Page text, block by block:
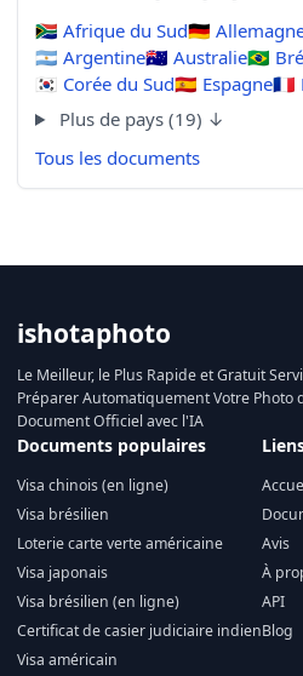
🇿🇦 Afrique du Sud🇩🇪
🇦🇷 Argentine🇦🇺 Australie🇧🇷
🇰🇷 Corée du Sud🇪🇸 Espagne🇫🇷
Plus de pays (19) ↓
Tous les documents
ishotaphoto
Le Meilleur, le Plus Rapide et Gratuit
Préparer Automatiquement Votre Photo
Document Officiel avec l'IA
Documents populaires
Visa chinois (en ligne)
Visa brésilien
Loterie carte verte américaine
Visa japonais
Visa brésilien (en ligne)
Certificat de casier judiciaire indien
Visa américain
Avis
À
API
Blog